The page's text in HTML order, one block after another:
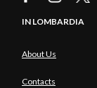
IN LOMBARDIA
About Us
Contacts